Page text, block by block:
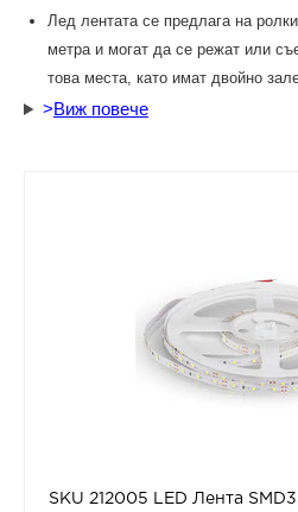
Лед лентата се предлага на
метра и могат да се режат или
това места, като имат двойно
>Виж повече
SKU 212005 LED Лента